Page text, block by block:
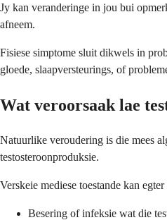
Jy kan veranderinge in jou bui
afneem.
Fisiese simptome sluit dikwels in
gloede, slaapversteurings, of
Wat veroorsaak lae
Natuurlike veroudering is die mees
testosteroonproduksie.
Verskeie mediese toestande kan
Besering of infeksie wat die